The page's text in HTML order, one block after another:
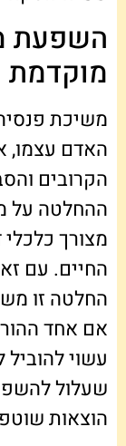
השפעת
משיכת
האדם עצמו,
הקרובים
ההחלטה על
מצורך
החיים. עם
החלטה זו
אם אחד
עשוי
שעלול
הוצאות